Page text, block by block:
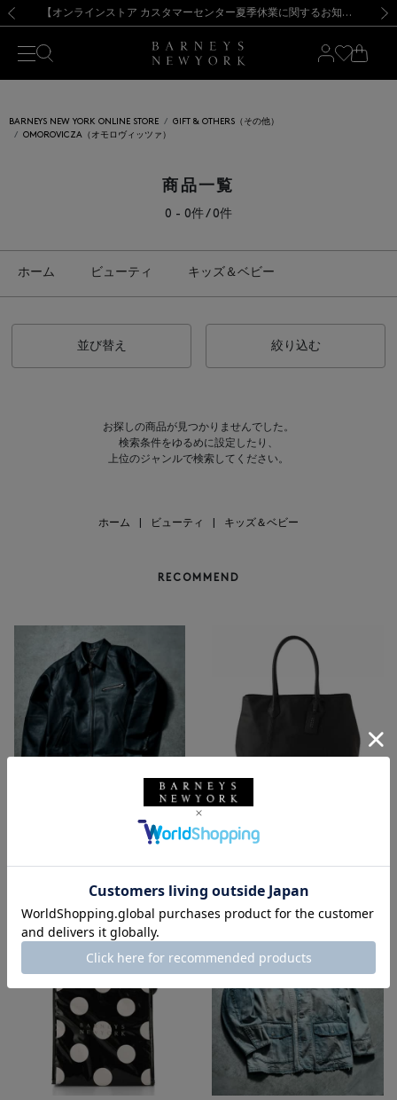
新規登録のお客様も対象！＜MY BARNEYS＞会員のお客様は11,000円（税込）以上のお買上げで常時送料無料！お買い物の際は会員登録を！
【夏季休業に伴う出荷一時停止のお知らせ】(2026.8.7) 【オンラインストア カスタマーセンター夏季休業に関するお知らせ】（2026.8.7）
【夏季休業に伴う返品・交換承り一時停止のお知らせ】（2026.8.5）
熊本県を中心とした地震の影響によるお荷物のお届けについて
【開催中】SUMMER SALEのご案内・ご注意事項 新規登録のお客様も対象！＜MY BARNEYS＞会員のお客様は11,000円（税込）以上のお買上げで常時送料無料！お買い物の際は会員登録を！
【夏季休業に伴う出荷一時停止のお知らせ】(2026.8.7)
BARNEYS NEW YORK ONLINE STORE
GIFT & OTHERS（その他）
OMOROVICZA（オモロヴィッツァ）
商品一覧
0 - 0件 / 0件
ホーム ビューティ キッズ＆ベビー
並び替え 絞り込む
お探しの商品が見つかりませんでした。
検索条件をゆるめに設定したり、
上位のジャンルで検索してください。
ホーム ビューティ キッズ＆ベビー
RECOMMEND
レザートートバッグ（M）